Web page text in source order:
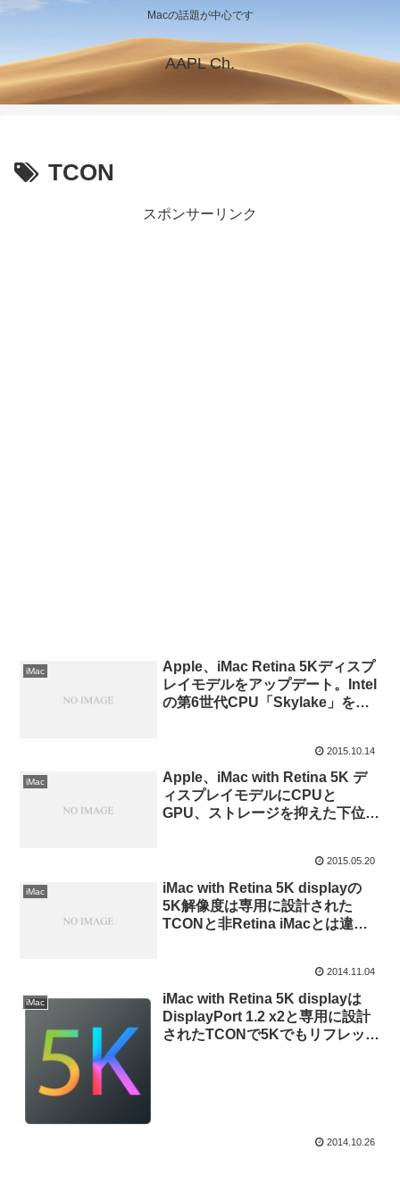
Macの話題が中心です
AAPL Ch.
TCON
スポンサーリンク
iMac
Apple、iMac Retina 5Kディスプ
レイモデルをアップデート。Intel
の第6世代CPU「Skylake」を採
2015.10.14
iMac
Apple、iMac with Retina 5K デ
ィスプレイモデルにCPUと
GPU、ストレージを抑えた下位モ
2015.05.20
iMac
iMac with Retina 5K displayの
5K解像度は専用に設計された
TCONと非Retina iMacとは違う
2014.11.04
iMac
iMac with Retina 5K displayは
DisplayPort 1.2 x2と専用に設計
されたTCONで5Kでもリフレッシ
2014.10.26